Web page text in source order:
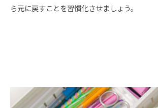
ら元に戻すことを習慣化させましょう。